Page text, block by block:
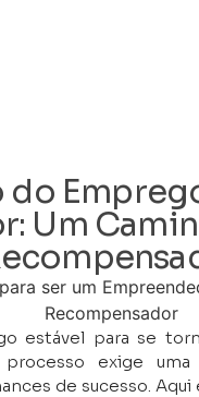
do
Um
estável para se
processo exige
de sucesso. Aqui